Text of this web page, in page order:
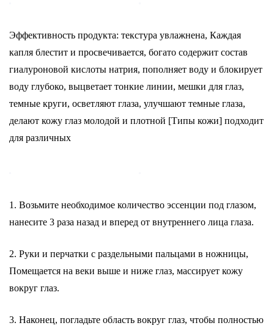
Эффективность продукта: текстура увлажнена, Каждая
капля блестит и просвечивается, богато содержит состав
гиалуроновой кислоты натрия, пополняет воду и блокирует
воду глубоко, выцветает тонкие линии, мешки для глаз,
темные круги, осветляют глаза, улучшают темные глаза,
делают кожу глаз молодой и плотной [Типы кожи] подходит
для различных
1. Возьмите необходимое количество эссенции под глазом,
нанесите 3 раза назад и вперед от внутреннего лица глаза.
2. Руки и перчатки с раздельными пальцами в ножницы,
Помещается на веки выше и ниже глаз, массирует кожу
вокруг глаз.
3. Наконец, погладьте область вокруг глаз, чтобы полностью